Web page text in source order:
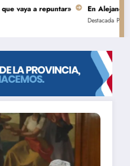
a repuntar» En Alejandro,
Destacada Política